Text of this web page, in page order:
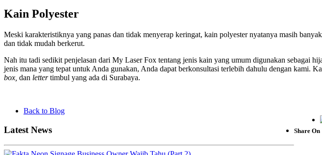
Kain Polyester
Meski karakteristiknya yang panas dan tidak menyerap keringat, kain polyester nyatanya masih
dan tidak mudah berkerut.
Nah itu tadi sedikit penjelasan dari My Laser Fox tentang jenis kain yang umum digunakan sebagai
jenis mana yang tepat untuk Anda gunakan, Anda dapat berkonsultasi terlebih dahulu dengan kami.
box, dan lettertimbul yang ada di Surabaya.
Back to Blog
Share On
Latest News